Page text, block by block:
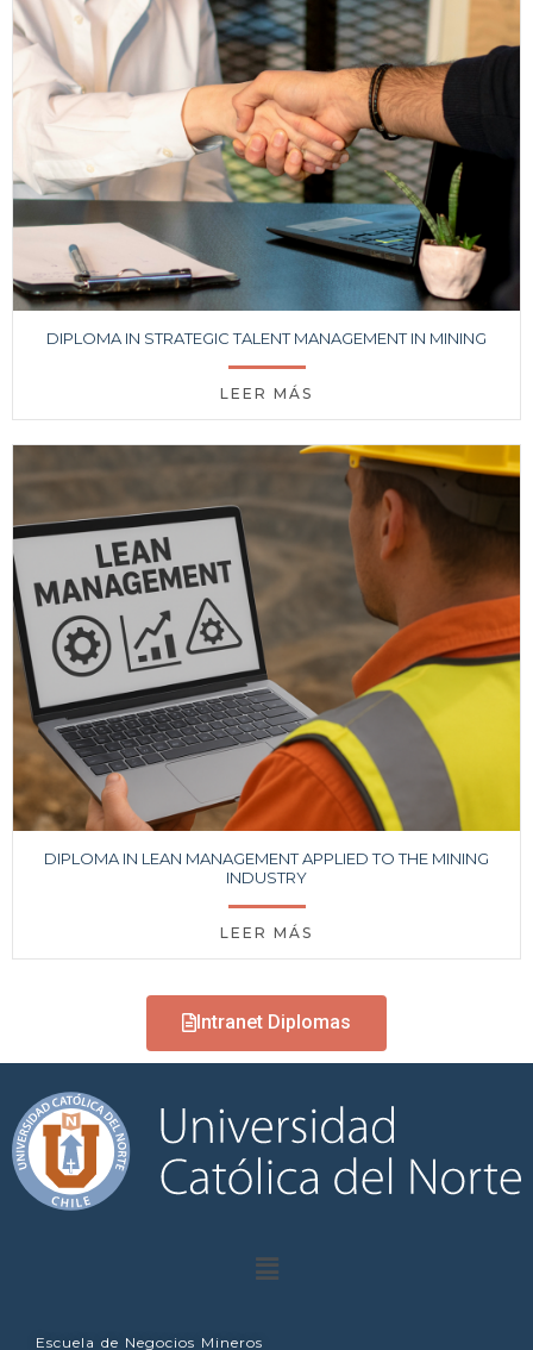
DIPLOMA IN STRATEGIC TALENT MANAGEMENT IN MINING
LEER MÁS
DIPLOMA IN LEAN MANAGEMENT APPLIED TO THE MINING
INDUSTRY
LEER MÁS
Intranet Diplomas
Escuela de Negocios Mineros